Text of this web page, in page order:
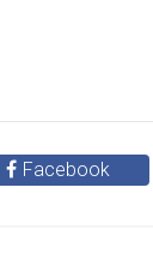
Facebook